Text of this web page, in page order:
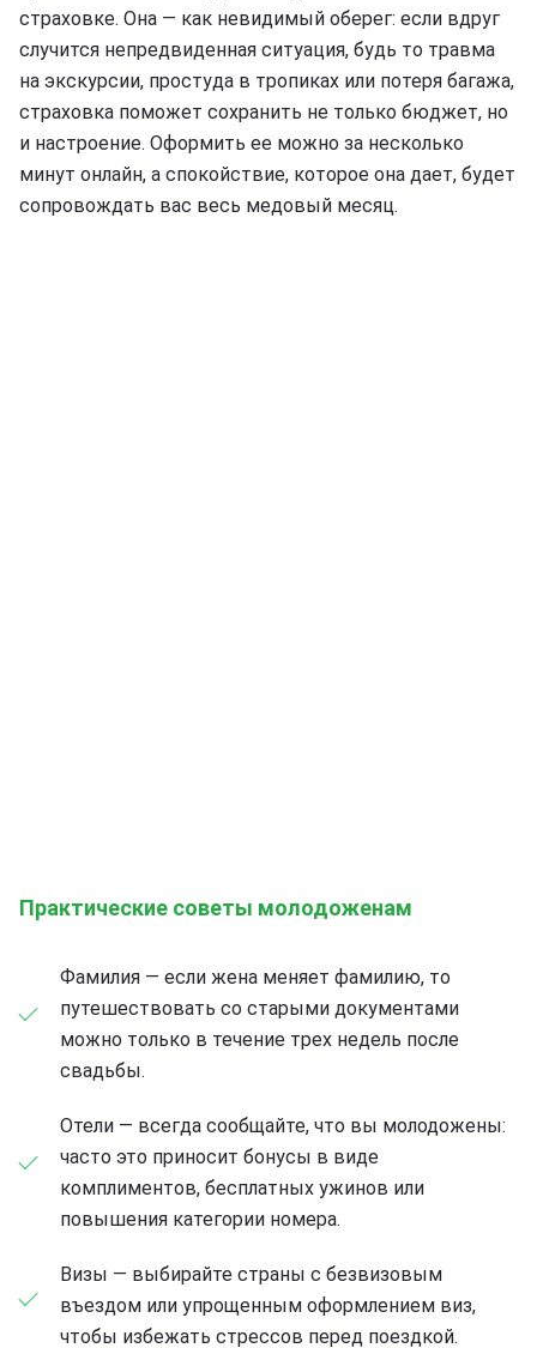
страховке. Она — как невидимый оберег: если вдруг
случится непредвиденная ситуация, будь то травма
на экскурсии, простуда в тропиках или потеря багажа,
страховка поможет сохранить не только бюджет, но
и настроение. Оформить ее можно за несколько
минут онлайн, а спокойствие, которое она дает, будет
сопровождать вас весь медовый месяц.
Практические советы молодоженам
Фамилия — если жена меняет фамилию, то
путешествовать со старыми документами
можно только в течение трех недель после
свадьбы.
Отели — всегда сообщайте, что вы молодожены:
часто это приносит бонусы в виде
комплиментов, бесплатных ужинов или
повышения категории номера.
Визы — выбирайте страны с безвизовым
въездом или упрощенным оформлением виз,
чтобы избежать стрессов перед поездкой.